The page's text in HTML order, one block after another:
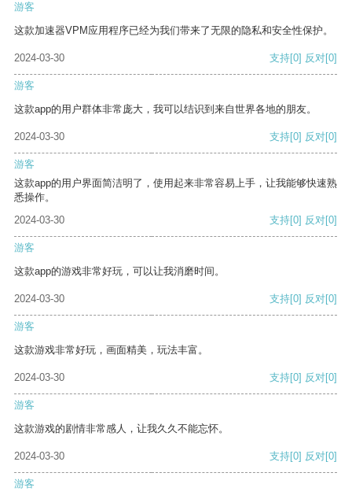
游客
这款加速器VPM应用程序已经为我们带来了无限的隐私和安全性保护。
2024-03-30 支持[0] 反对[0]
游客
这款app的用户群体非常庞大，我可以结识到来自世界各地的朋友。
2024-03-30 支持[0] 反对[0]
游客
这款app的用户界面简洁明了，使用起来非常容易上手，让我能够快速熟
悉操作。
2024-03-30
支持[0] 反对[0]
游客
这款app的游戏非常好玩，可以让我消磨时间。
2024-03-30 支持[0] 反对[0]
游客
这款游戏非常好玩，画面精美，玩法丰富。
2024-03-30 支持[0] 反对[0]
游客
这款游戏的剧情非常感人，让我久久不能忘怀。
2024-03-30 支持[0] 反对[0]
游客